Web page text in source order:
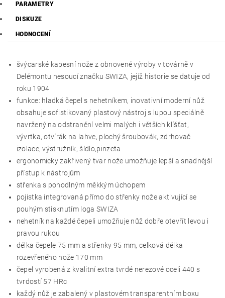
PARAMETRY
DISKUZE
HODNOCENÍ
švýcarské kapesní nože z obnovené výroby v továrně v
Delémontu nesoucí značku SWIZA, jejíž historie se datuje od
roku 1904
funkce: hladká čepel s nehetníkem, inovativní moderní nůž
obsahuje sofistikovaný plastový nástroj s lupou speciálně
navržený na odstranění velmi malých i větších klíšťat,
vývrtka, otvírák na lahve, plochý šroubovák, zdrhovač
izolace, výstružník, šídlo,pinzeta
ergonomicky zakřivený tvar nože umožňuje lepší a snadnější
přístup k nástrojům
střenka s pohodlným měkkým úchopem
pojistka integrovaná přímo do střenky nože aktivující se
pouhým stisknutím loga SWIZA
nehetník na každé čepeli umožňuje nůž dobře otevřít levou i
pravou rukou
délka čepele 75 mm a střenky 95 mm, celková délka
rozevřeného nože 170 mm
čepel vyrobená z kvalitní extra tvrdé nerezové oceli 440 s
tvrdostí 57 HRc
každý nůž je zabalený v plastovém transparentním boxu